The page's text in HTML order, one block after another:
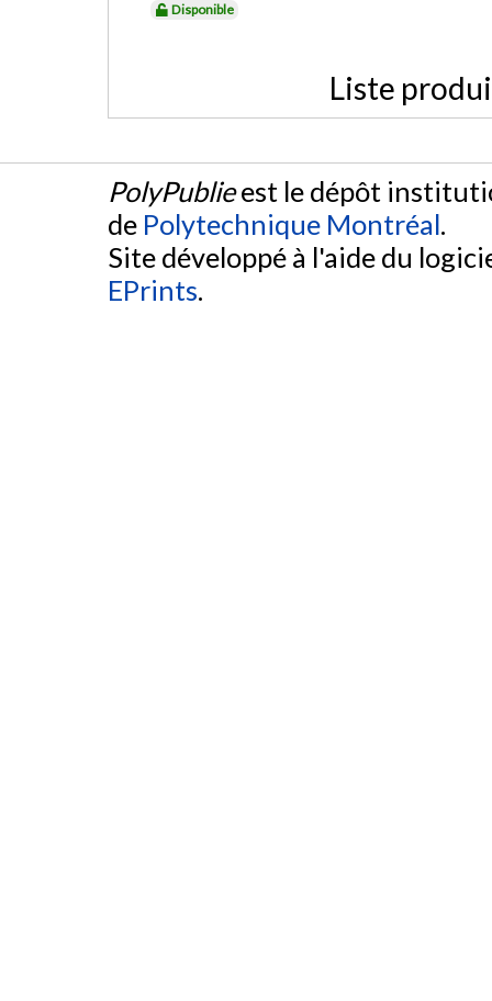
Disponible
Liste
PolyPublieest le dépôt
de Polytechnique Montréal.
Site développé à l'aide du
EPrints.